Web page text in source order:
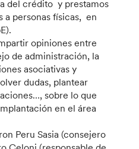
del crédito y prestamos
a personas físicas, en
opiniones entre
de administración, la
asociativas y
dudas, plantear
sobre lo que
en el área
Peru Sasia (consejero